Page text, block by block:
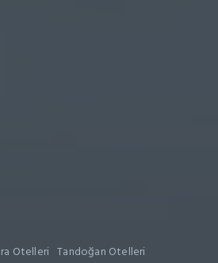
Otelleri Tandoğan Otelleri